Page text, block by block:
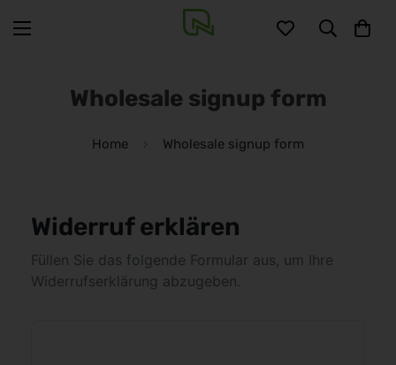
Wholesale signup form
Home Wholesale signup form
Widerruf erklären
Füllen Sie das folgende Formular aus, um Ihre
Widerrufserklärung abzugeben.